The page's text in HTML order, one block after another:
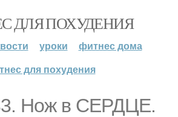
ДЛЯ ПОХУДЕНИЯ
уроки
фитнес дома
для похудения
Нож в СЕРДЦЕ.